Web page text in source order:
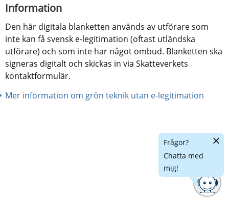
Information
Den här digitala blanketten används av utförare som
inte kan få svensk e-legitimation (oftast utländska
utförare) och som inte har något ombud. Blanketten ska
signeras digitalt och skickas in via Skatteverkets
kontaktformulär.
Mer information om grön teknik utan e-legitimation
Frågor?
Chatta med
mig!
Dölj